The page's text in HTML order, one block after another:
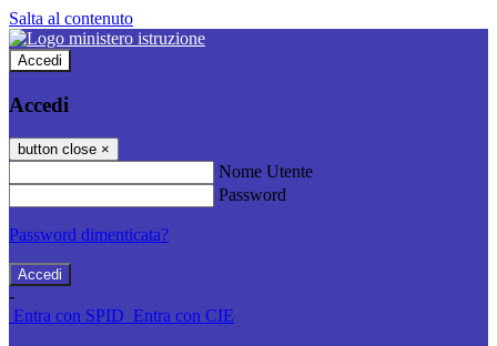
Salta al contenuto
Accedi
Accedi
button close ×
Nome Utente
Password
Password dimenticata?
-
Entra con SPID Entra con CIE